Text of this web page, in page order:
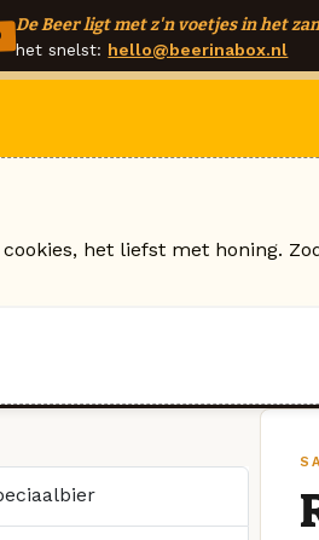
De Beer ligt met z'n voetjes in het
het snelst: hello@beerinabox.nl
cookies, het liefst met honing.